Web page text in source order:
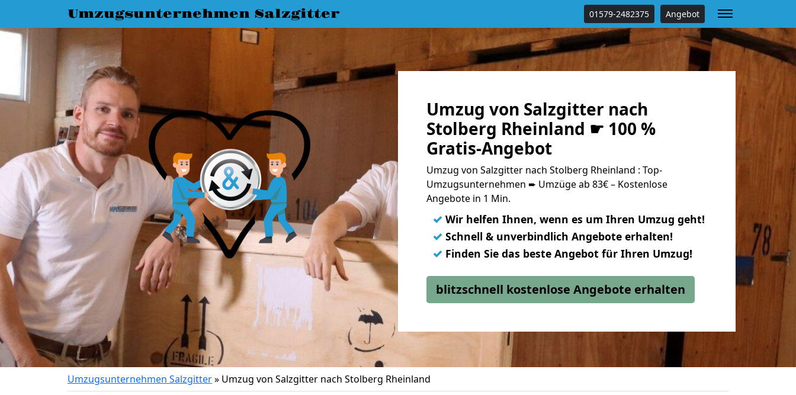
Umzugsunternehmen Salzgitter 01579-2482375 Angebot
Umzug von Salzgitter nach
Stolberg Rheinland ☛ 100 %
Gratis-Angebot
Umzug von Salzgitter nach Stolberg Rheinland : Top-
Umzugsunternehmen ➨ Umzüge ab 83€ – Kostenlose
Angebote in 1 Min.
✓ Wir helfen Ihnen, wenn es um Ihren Umzug geht!
✓ Schnell & unverbindlich Angebote erhalten!
✓ Finden Sie das beste Angebot für Ihren Umzug!
blitzschnell kostenlose Angebote erhalten
Umzugsunternehmen Salzgitter» Umzug von Salzgitter nach Stolberg Rheinland